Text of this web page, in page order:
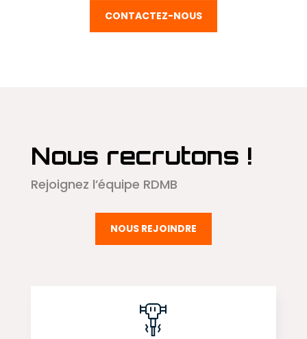
CONTACTEZ-NOUS
Nous recrutons !
Rejoignez l’équipe RDMB
NOUS REJOINDRE